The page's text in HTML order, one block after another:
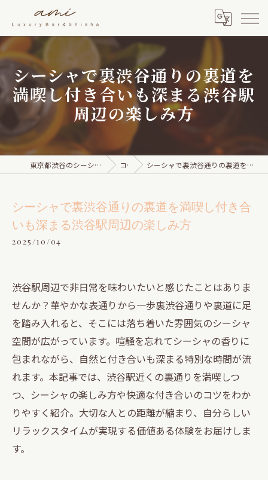
シーシャで裏渋谷通りの裏道を
満喫し付き合いも深まる渋谷駅
周辺の楽しみ方
東京都渋谷のシーシャならami Luxury Bar & Shisha コラム シーシャで裏渋谷通りの裏道を満喫し付き合いも深まる渋谷駅周辺の楽しみ方
シーシャで裏渋谷通りの裏道を満喫し付き合
いも深まる渋谷駅周辺の楽しみ方
2025/10/04
渋谷駅周辺で非日常を味わいたいと感じたことはありま
せんか？華やかな表通りから一歩裏渋谷通りや裏道に足
を踏み入れると、そこには落ち着いた雰囲気のシーシャ
空間が広がっています。喧騒を忘れてシーシャの香りに
包まれながら、自然と付き合いも深まる特別な時間が流
れます。本記事では、渋谷駅近くの裏通りを満喫しつ
つ、シーシャの楽しみ方や快適な付き合いのコツをわか
りやすく紹介。大切な人との距離が縮まり、自分らしい
リラックスタイムが実現する価値ある体験をお届けしま
す。